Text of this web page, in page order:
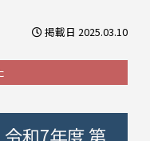
掲載日 2025.03.10
令和7年度 第